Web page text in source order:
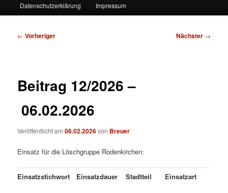
Datenschutzerklärung Impressum
Beitragsnavigation
← Vorheriger Nächster →
Beitrag 12/2026 –
06.02.2026
Veröffentlicht am06.02.2026von Breuer
Einsatz für die Löschgruppe Rodenkirchen:
Einsatzstichwort Einsatzdauer Stadtteil Einsatzart